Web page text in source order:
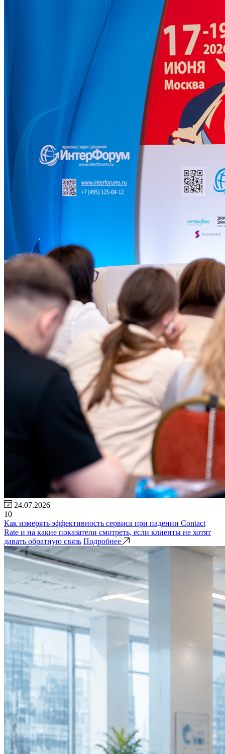
24.07.2026
10
Как измерять эффективность сервиса при падении Contact
Rate и на какие показатели смотреть, если клиенты не хотят
давать обратную связь Подробнее